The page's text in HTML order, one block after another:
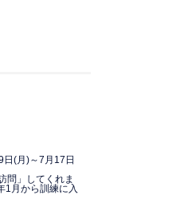
日(月)～7月17日
問」してくれま
1月から訓練に入